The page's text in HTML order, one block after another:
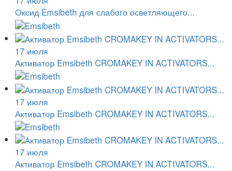
Оксид Emsibeth для слабого осветляющего...
17 июля
Активатор Emsibeth CROMAKEY IN ACTIVATORS...
17 июля
Активатор Emsibeth CROMAKEY IN ACTIVATORS...
17 июля
Активатор Emsibeth CROMAKEY IN ACTIVATORS...